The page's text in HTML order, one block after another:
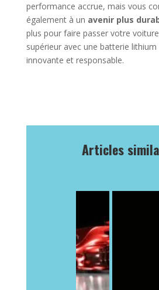
performance accrue, mais vous
également à un avenir plus
plus pour faire passer votre
supérieur avec une batterie lithium
innovante et responsable.
Articles